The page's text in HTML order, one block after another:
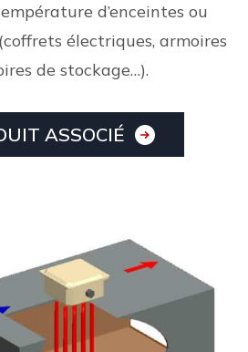
d’enceintes ou
électriques, armoires
de stockage…).
ASSOCIÉ